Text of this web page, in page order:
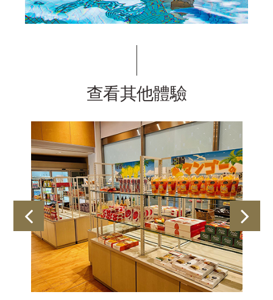
查看其他體驗